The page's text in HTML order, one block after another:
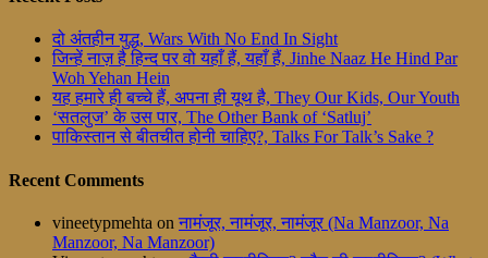
दो अंतहीन युद्ध, Wars With No End In Sight
जिन्हें नाज़ है हिन्द पर वो यहाँ हैं, यहाँ हैं, Jinhe Naaz He Hind Par
Woh Yehan Hein
यह हमारे ही बच्चे हैं, अपना ही यूथ है, They Our Kids, Our Youth
‘सतलुज’ के उस पार, The Other Bank of ‘Satluj’
पाकिस्तान से बीतचीत होनी चाहिए?, Talks For Talk’s Sake ?
Recent Comments
vineetypmehta on नामंजूर, नामंजूर, नामंजूर (Na Manzoor, Na
Manzoor, Na Manzoor)